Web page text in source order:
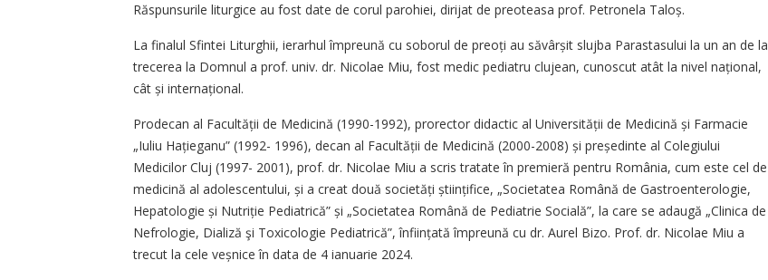
Răspunsurile liturgice au fost date de corul parohiei, dirijat de preoteasa prof. Petronela Taloș.
La finalul Sfintei Liturghii, ierarhul împreună cu soborul de preoți au săvârșit slujba Parastasului la un an de la
trecerea la Domnul a prof. univ. dr. Nicolae Miu, fost medic pediatru clujean, cunoscut atât la nivel național,
cât și internațional.
Prodecan al Facultății de Medicină (1990-1992), prorector didactic al Universității de Medicină și Farmacie
„Iuliu Hațieganu” (1992- 1996), decan al Facultății de Medicină (2000-2008) și președinte al Colegiului
Medicilor Cluj (1997- 2001), prof. dr. Nicolae Miu a scris tratate în premieră pentru România, cum este cel de
medicină al ado­lescentului, și a creat două so­cie­tăți științifice, „Societatea Română de Gastroenterologie,
Hepatologie și Nutriție Pediatrică” și „Societatea Română de Pediatrie Socială”, la care se adaugă „Clinica de
Nefrologie, Dializă şi Toxicologie Pediatrică”, înființată împreună cu dr. Aurel Bizo. Prof. dr. Nicolae Miu a
trecut la cele veșnice în data de 4 ianuarie 2024.